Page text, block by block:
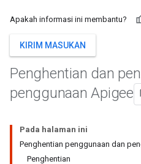
Apakah informasi ini membantu?
KIRIM MASUKAN
Penghentian dan
penggunaan Apigee
Pada halaman ini
Penghentian penggunaan dan
Penghentian